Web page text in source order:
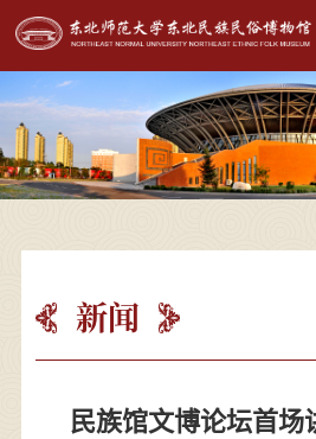
新闻
民族馆文博论坛首场